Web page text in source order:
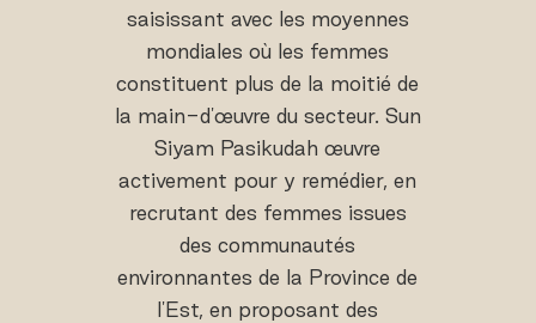
saisissant avec les moyennes
mondiales où les femmes
constituent plus de la moitié de
la main-d'œuvre du secteur. Sun
Siyam Pasikudah œuvre
activement pour y remédier, en
recrutant des femmes issues
des communautés
environnantes de la Province de
l'Est, en proposant des